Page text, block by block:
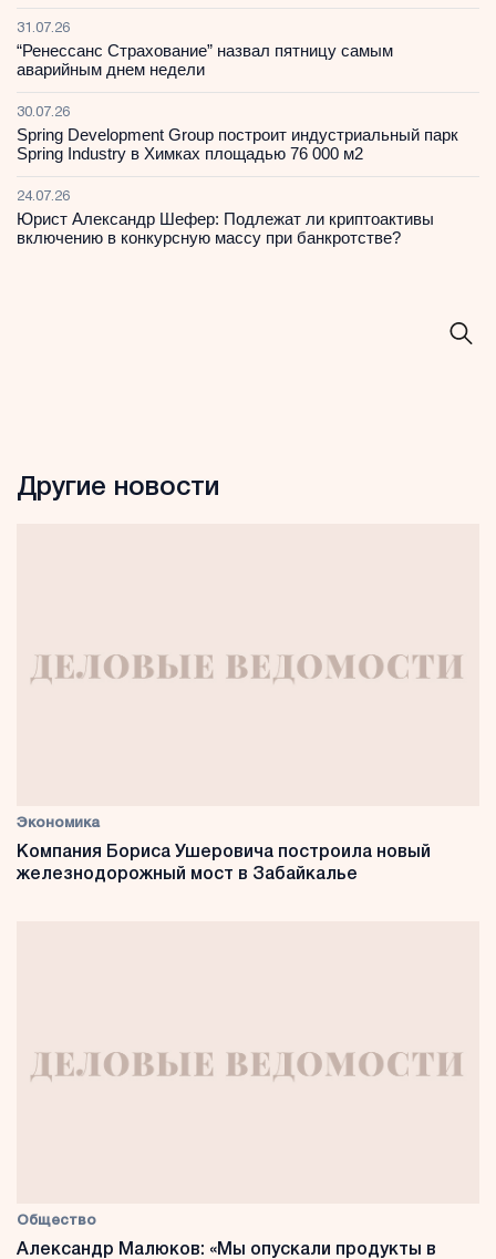
31.07.26
“Ренессанс Страхование” назвал пятницу самым
аварийным днем недели
30.07.26
Spring Development Group построит индустриальный парк
Spring Industry в Химках площадью 76 000 м2
24.07.26
Юрист Александр Шефер: Подлежат ли криптоактивы
включению в конкурсную массу при банкротстве?
Другие новости
Экономика
Компания Бориса Ушеровича построила новый
железнодорожный мост в Забайкалье
Общество
Александр Малюков: «Мы опускали продукты в